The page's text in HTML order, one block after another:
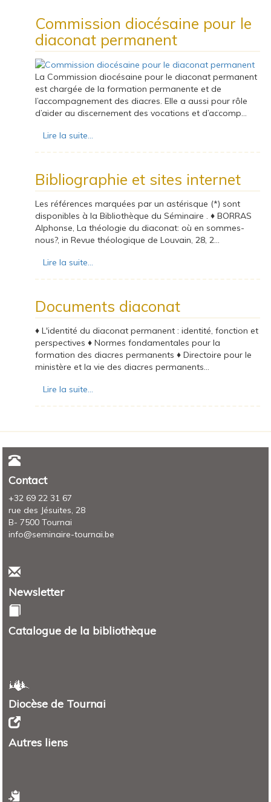
Commission diocésaine pour le
diaconat permanent
La Commission diocésaine pour le diaconat permanent
est chargée de la formation permanente et de
l’accompagnement des diacres. Elle a aussi pour rôle
d’aider au discernement des vocations et d’accomp...
Lire la suite...
Bibliographie et sites internet
Les références marquées par un astérisque (*) sont
disponibles à la Bibliothèque du Séminaire . ♦ BORRAS
Alphonse, La théologie du diaconat: où en sommes-
nous?, in Revue théologique de Louvain, 28, 2...
Lire la suite...
Documents diaconat
♦ L'identité du diaconat permanent : identité, fonction et
perspectives ♦ Normes fondamentales pour la
formation des diacres permanents ♦ Directoire pour le
ministère et la vie des diacres permanents...
Lire la suite...
Contact
+32 69 22 31 67
rue des Jésuites, 28
B- 7500 Tournai
info@seminaire-tournai.be
Newsletter
Catalogue de la bibliothèque
Diocèse de Tournai
Autres liens